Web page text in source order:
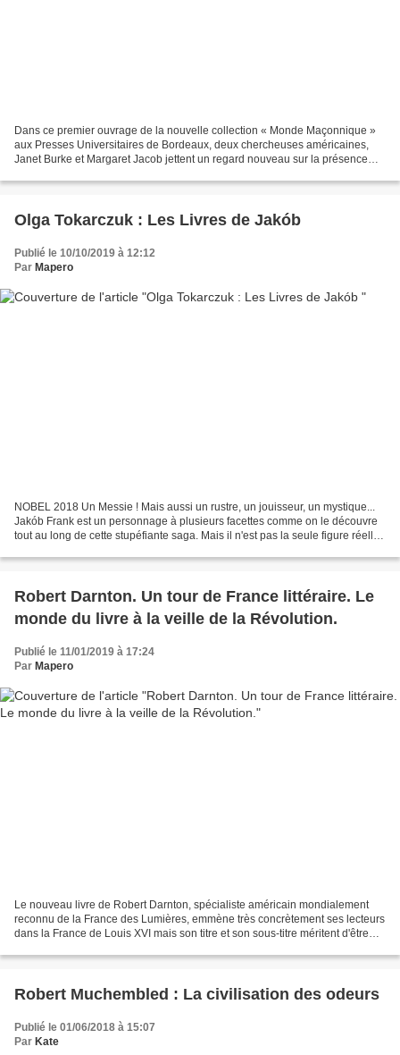
Dans ce premier ouvrage de la nouvelle collection « Monde Maçonnique »
aux Presses Universitaires de Bordeaux, deux chercheuses américaines,
Janet Burke et Margaret Jacob jettent un regard nouveau sur la présence
Olga Tokarczuk : Les Livres de Jakób
Publié le 10/10/2019 à 12:12
Par Mapero
NOBEL 2018 Un Messie ! Mais aussi un rustre, un jouisseur, un mystique...
Jakób Frank est un personnage à plusieurs facettes comme on le découvre
tout au long de cette stupéfiante saga. Mais il n'est pas la seule figure réelle
Robert Darnton. Un tour de France littéraire. Le
monde du livre à la veille de la Révolution.
Publié le 11/01/2019 à 17:24
Par Mapero
Le nouveau livre de Robert Darnton, spécialiste américain mondialement
reconnu de la France des Lumières, emmène très concrètement ses lecteurs
dans la France de Louis XVI mais son titre et son sous-titre méritent d'être
Robert Muchembled : La civilisation des odeurs
Publié le 01/06/2018 à 15:07
Par Kate